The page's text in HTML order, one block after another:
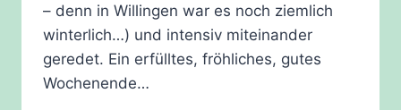
– denn in Willingen war es noch ziemlich
winterlich…) und intensiv miteinander
geredet. Ein erfülltes, fröhliches, gutes
Wochenende…